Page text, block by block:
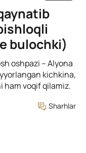
bulochki)
oshpazi – Alyona
kichkina,
ham voqif qilamiz.
Sharhlar